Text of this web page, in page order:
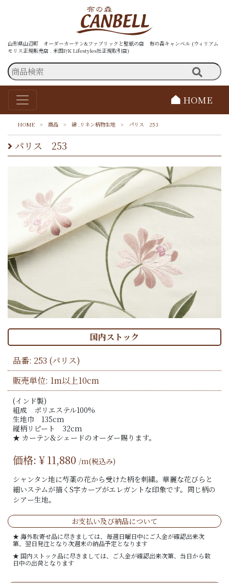
山形県山辺町 オーダーカーテン&ファブリックと壁紙の店 布の森キャンベル (ウィリアム
モリス正規販売店 . 米国P/K Lifestyles社正規取引店)
HOME
HOME > 商品 > 綿 .リネン柄物生地 > パリス 253
パリス 253
国内ストック
品番: 253 (パリス)
販売単位: 1m以上10cm
(インド製)
組成 ポリエステル100%
生地巾 135cm
縦柄リピート 32cm
★ カーテン&シェードのオーダー賜ります。
価格: ¥11,880 /m(税込み)
シャンタン地に芍薬の花から受けた柄を刺繍。華麗な花びらと
細いステムが描くS字カーブがエレガントな印象です。同じ柄の
シアー生地。
お支払い及び納品について
★ 海外取寄せ品に尽きましては、毎週日曜日中にご入金が確認出来次
第、翌日発注となり次週末の納品予定となります
★ 国内ストック品に尽きましては、ご入金が確認出来次第、当日から数
日中の出荷となります